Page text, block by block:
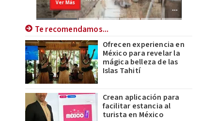
Te recomendamos...
Ofrecen experiencia en
México para revelar la
mágica belleza de las
Islas Tahití
Crean aplicación para
facilitar estancia al
turista en México